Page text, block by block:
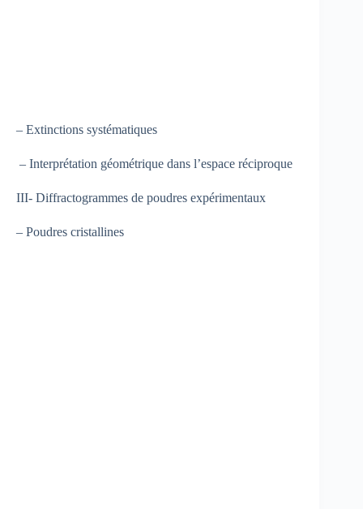
– Extinctions systématiques
– Interprétation géométrique dans l’espace réciproque
III- Diffractogrammes de poudres expérimentaux
– Poudres cristallines